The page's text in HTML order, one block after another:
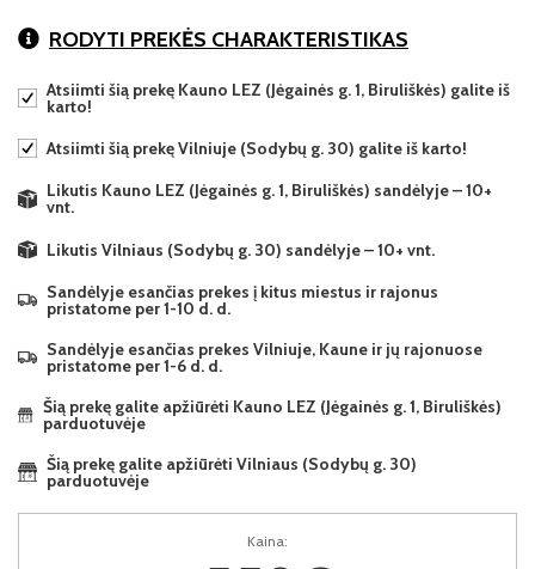
RODYTI PREKĖS CHARAKTERISTIKAS
Atsiimti šią prekę Kauno LEZ (Jėgainės g. 1, Biruliškės) galite iš
karto!
Atsiimti šią prekę Vilniuje (Sodybų g. 30) galite iš karto!
Likutis Kauno LEZ (Jėgainės g. 1, Biruliškės) sandėlyje – 10+
vnt.
Likutis Vilniaus (Sodybų g. 30) sandėlyje – 10+ vnt.
Sandėlyje esančias prekes į kitus miestus ir rajonus
pristatome per 1-10 d. d.
Sandėlyje esančias prekes Vilniuje, Kaune ir jų rajonuose
pristatome per 1-6 d. d.
Šią prekę galite apžiūrėti Kauno LEZ (Jėgainės g. 1, Biruliškės)
parduotuvėje
Šią prekę galite apžiūrėti Vilniaus (Sodybų g. 30)
parduotuvėje
Kaina: